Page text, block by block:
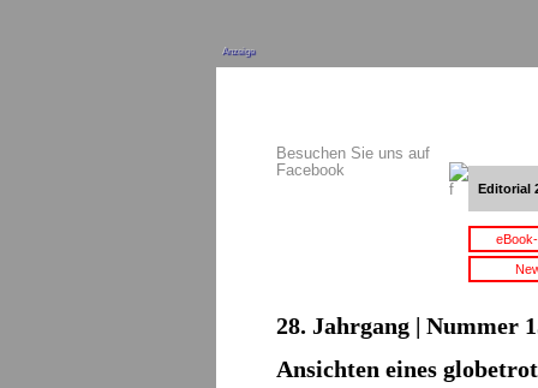
Anzeige
Besuchen Sie uns auf
Facebook
Editorial
28. Jahrgang | Nummer
Ansichten eines